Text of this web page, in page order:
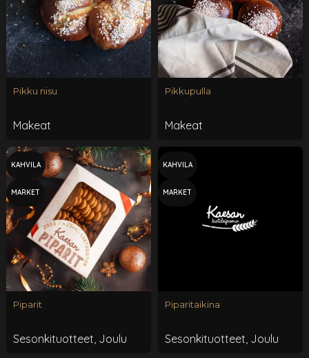
Pikku nisu
Makeat
Pikkupulla
Makeat
KAHVILA
MARKET
Piparit
Sesonkituotteet, Joulu
KAHVILA
MARKET
Piparitaikina
Sesonkituotteet, Joulu